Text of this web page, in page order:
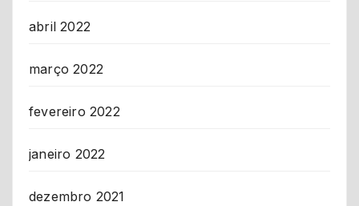
abril 2022
março 2022
fevereiro 2022
janeiro 2022
dezembro 2021